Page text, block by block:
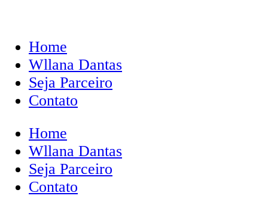
Home
Wllana Dantas
Seja Parceiro
Contato
Home
Wllana Dantas
Seja Parceiro
Contato